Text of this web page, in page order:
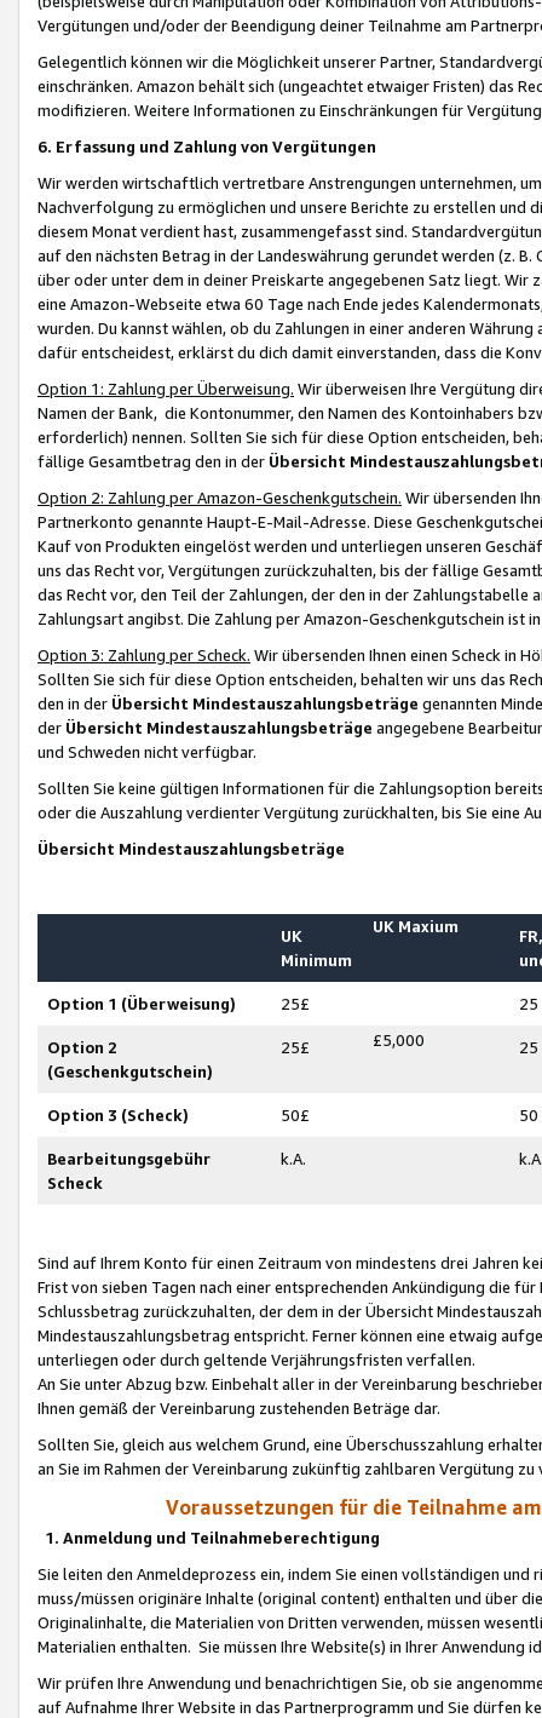
Vergütungen und/oder der Beendigung deiner Teilnahme am
Gelegentlich können wir die Möglichkeit unserer Partner,
einschränken. Amazon behält sich (ungeachtet etwaiger Fristen) das
modifizieren. Weitere Informationen zu Einschränkungen für
6. Erfassung und Zahlung von Vergütungen
Wir werden wirtschaftlich vertretbare Anstrengungen unternehmen,
Nachverfolgung zu ermöglichen und unsere Berichte zu erstellen und
diesem Monat verdient hast, zusammengefasst sind.
auf den nächsten Betrag in der Landeswährung gerundet werden (z.
über oder unter dem in deiner Preiskarte angegebenen Satz liegt.
eine Amazon-Webseite etwa 60 Tage nach Ende jedes
wurden. Du kannst wählen, ob du Zahlungen in einer anderen
dafür entscheidest, erklärst du dich damit einverstanden, dass die
Option 1: Zahlung per Überweisung. Wir überweisen Ihre Vergütung
Namen der Bank, die Kontonummer, den Namen des Kontoinhabers
erforderlich) nennen. Sollten Sie sich für diese Option entscheiden,
fällige Gesamtbetrag den in der Übersicht
Option 2: Zahlung per Amazon-Geschenkgutschein. Wir übersenden
Partnerkonto genannte Haupt-E-Mail-Adresse. Diese
Kauf von Produkten eingelöst werden und unterliegen unseren
uns das Recht vor, Vergütungen zurückzuhalten, bis der fällige
das Recht vor, den Teil der Zahlungen, der den in der
Zahlungsart angibst. Die Zahlung per Amazon-Geschenkgutschein ist
Option 3: Zahlung per Scheck. Wir übersenden Ihnen einen Scheck in
Sollten Sie sich für diese Option entscheiden, behalten wir uns das
den in der Übersicht Mindestauszahlungsbeträge genannten
der Übersicht Mindestauszahlungsbeträge angegebene
und Schweden nicht verfügbar.
Sollten Sie keine gültigen Informationen für die Zahlungsoption
oder die Auszahlung verdienter Vergütung zurückhalten, bis Sie
Übersicht Mindestauszahlungsbeträge
UK
Minimum
UK Maxium
Option 1 (Überweisung) 25£ 25
Option 2
(Geschenkgutschein)
25£ £5,000 25
Option 3 (Scheck) 50£ 50
Bearbeitungsgebühr
Scheck
k.A.
Sind auf Ihrem Konto für einen Zeitraum von mindestens drei Jahren
Frist von sieben Tagen nach einer entsprechenden Ankündigung die
Schlussbetrag zurückzuhalten, der dem in der Übersicht
Mindestauszahlungsbetrag entspricht. Ferner können eine etwaig
unterliegen oder durch geltende Verjährungsfristen verfallen.
An Sie unter Abzug bzw. Einbehalt aller in der Vereinbarung
Ihnen gemäß der Vereinbarung zustehenden Beträge dar.
Sollten Sie, gleich aus welchem Grund, eine Überschusszahlung
an Sie im Rahmen der Vereinbarung zukünftig zahlbaren Vergütung zu
Voraussetzungen für die Teilnahme
1. Anmeldung und Teilnahmeberechtigung
Sie leiten den Anmeldeprozess ein, indem Sie einen vollständigen
muss/müssen originäre Inhalte (original content) enthalten und über
Originalinhalte, die Materialien von Dritten verwenden, müssen
Materialien enthalten. Sie müssen Ihre Website(s) in Ihrer Anwendung
Wir prüfen Ihre Anwendung und benachrichtigen Sie, ob sie
auf Aufnahme Ihrer Website in das Partnerprogramm und Sie dürfen